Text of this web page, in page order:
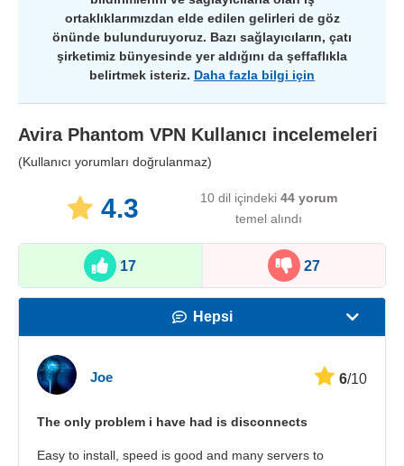
ortaklıklarımızdan elde edilen gelirleri de göz
önünde bulunduruyoruz. Bazı sağlayıcıların, çatı
şirketimiz bünyesinde yer aldığını da şeffaflıkla
belirtmek isteriz. Daha fazla bilgi için
Avira Phantom VPN Kullanıcı incelemeleri
(Kullanıcı yorumları doğrulanmaz)
4.3 10 dil içindeki44 yorum
temel alındı
17 27
Hepsi
Joe 6/10
The only problem i have had is disconnects
Easy to install, speed is good and many servers to